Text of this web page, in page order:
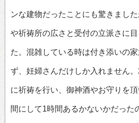
ンな建物だったことにも驚きまし
や祈祷所の広さと受付の立派さに
た。混雑している時は付き添いの
ず、妊婦さんだけしか入れません
に祈祷を行い、御神酒やお守りを
間にして1時間あるかないかだった